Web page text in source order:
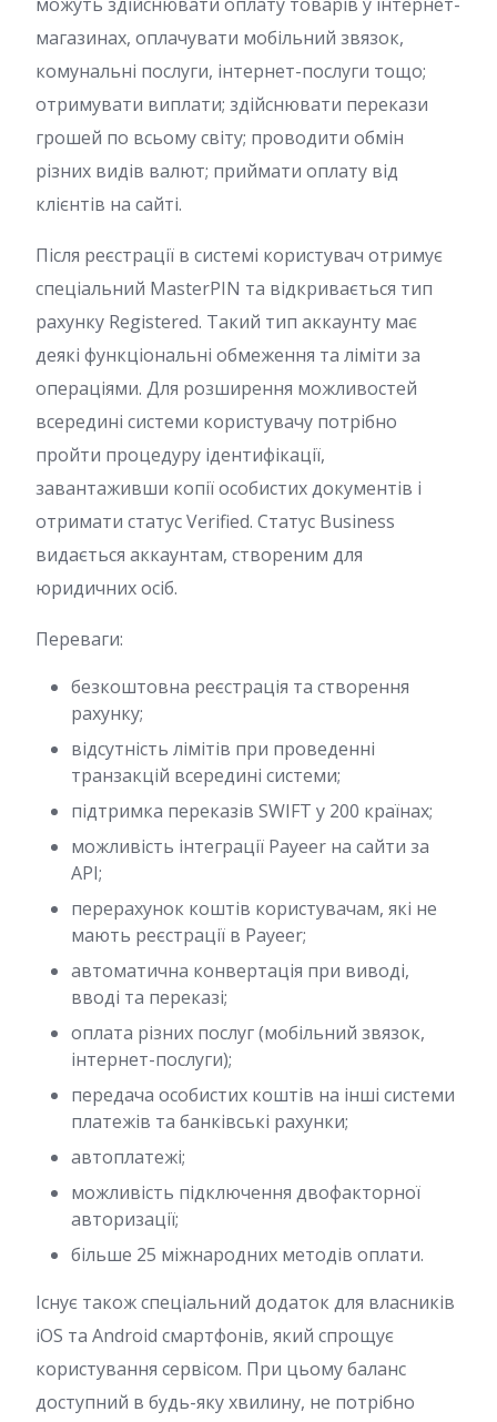
магазинах, оплачувати мобільний звязок,
комунальні послуги, інтернет-послуги тощо;
отримувати виплати; здійснювати перекази
грошей по всьому світу; проводити обмін
різних видів валют; приймати оплату від
клієнтів на сайті.
Після реєстрації в системі користувач отримує
спеціальний MasterPIN та відкривається тип
рахунку Registered. Такий тип аккаунту має
деякі функціональні обмеження та ліміти за
операціями. Для розширення можливостей
всередині системи користувачу потрібно
пройти процедуру ідентифікації,
завантаживши копії особистих документів і
отримати статус Verified. Статус Business
видається аккаунтам, створеним для
юридичних осіб.
Переваги:
безкоштовна реєстрація та створення
рахунку;
відсутність лімітів при проведенні
транзакцій всередині системи;
підтримка переказів SWIFT у 200 країнах;
можливість інтеграції Payeer на сайти за
API;
перерахунок коштів користувачам, які не
мають реєстрації в Payeer;
автоматична конвертація при виводі,
вводі та переказі;
оплата різних послуг (мобільний звязок,
інтернет-послуги);
передача особистих коштів на інші системи
платежів та банківські рахунки;
автоплатежі;
можливість підключення двофакторної
авторизації;
більше 25 міжнародних методів оплати.
Існує також спеціальний додаток для власників
iOS та Android смартфонів, який спрощує
користування сервісом. При цьому баланс
доступний в будь-яку хвилину, не потрібно